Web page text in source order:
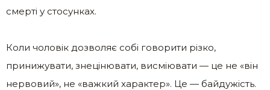
смерті у стосунках.
Коли чоловік дозволяє собі говорити різко,
принижувати, знецінювати, висміювати — це не «він
нервовий», не «важкий характер». Це — байдужість.